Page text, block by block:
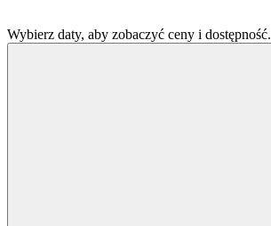
Wybierz daty, aby zobaczyć ceny i dostępność.